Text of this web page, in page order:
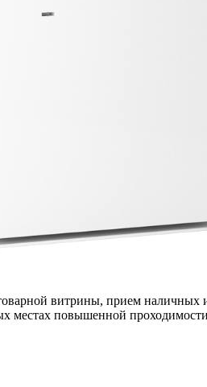
витрины, прием наличных
местах повышенной